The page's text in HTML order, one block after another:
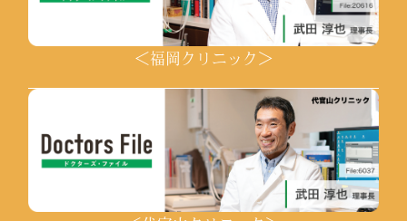
＜福岡クリニック＞